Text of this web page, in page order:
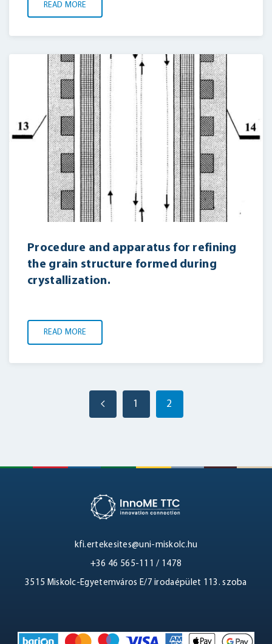
READ MORE
Procedure and apparatus for refining
the grain structure formed during
crystallization.
READ MORE
1 2
kfi.ertekesites@uni-miskolc.hu
+36 46 565-111 / 1478
3515 Miskolc-Egyetemváros E/7 irodaépület 113. szoba